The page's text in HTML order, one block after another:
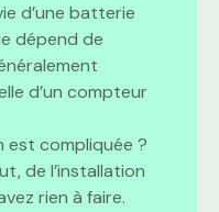
d’une batterie
dépend de
d’un compteur
est compliquée ?
de l’installation
rien à faire.